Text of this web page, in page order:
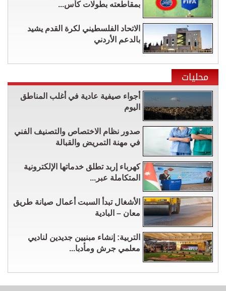
بمقاطعته بطولات كأس...
الاتحاد الفلسطيني لكرة القدم يشيد
بالدعم الأردني
محليات
أجواء صيفية عادية في أغلب المناطق
اليوم
صدور نظام الاختصاص والتصنيف الفني
في مهنة التمريض والقبالة
كهرباء إربد تطلق خدماتها الإلكترونية
المتكاملة عبر...
الأشغال تبدأ السبت أعمال صيانة طريق
معان – البادية
التربية: إنشاء مبنيين جديدين لناديي
معلمي جرش ومأدبا...